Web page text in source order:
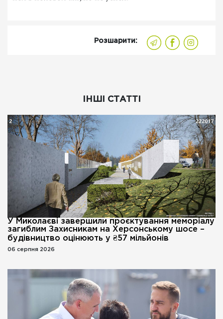
Розшарити:
ІНШІ СТАТТІ
У Миколаєві завершили проєктування меморіалу
загиблим Захисникам на Херсонському шосе –
будівництво оцінюють у ₴57 мільйонів
06 серпня 2026